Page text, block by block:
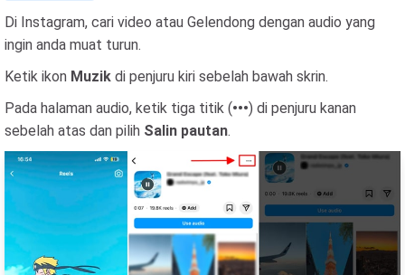
Di Instagram, cari video atau Gelendong dengan audio yang
ingin anda muat turun.
Ketik ikon Muzik di penjuru kiri sebelah bawah skrin.
Pada halaman audio, ketik tiga titik (•••) di penjuru kanan
sebelah atas dan pilih Salin pautan.